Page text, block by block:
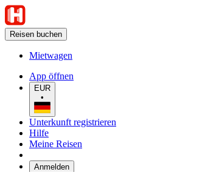
Reisen buchen
Mietwagen
App öffnen
EUR
•
Unterkunft registrieren
Hilfe
Meine Reisen
Anmelden